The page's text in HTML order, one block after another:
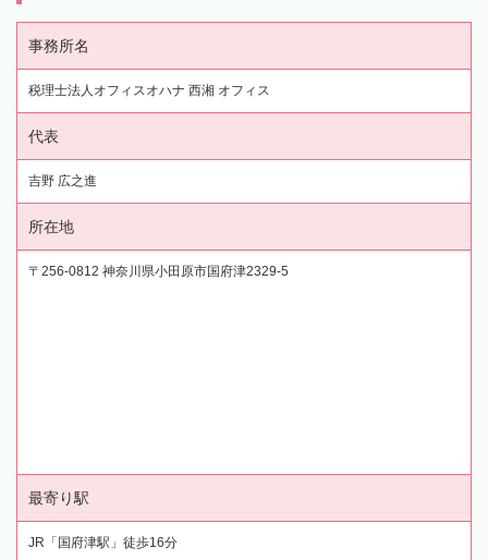
事務所名
税理士法人オフィスオハナ 西湘 オフィス
代表
吉野 広之進
所在地
〒256-0812 神奈川県小田原市国府津2329-5
最寄り駅
JR「国府津駅」徒歩16分